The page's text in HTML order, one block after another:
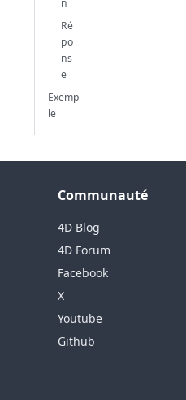
Ré
po
ns
e
Exemp
le
Communauté
4D Blog
4D Forum
Facebook
X
Youtube
Github